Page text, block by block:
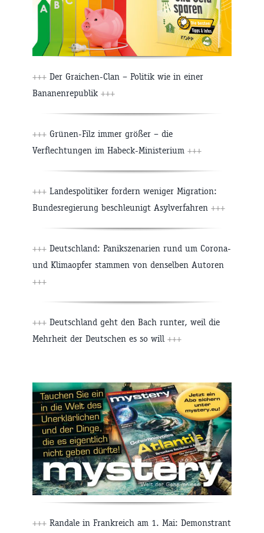
+++ Der Graichen-Clan – Politik wie in einer
Bananenrepublik +++
+++ Grünen-Filz immer größer – die
Verflechtungen im Habeck-Ministerium +++
+++ Landespolitiker fordern weniger Migration:
Bundesregierung beschleunigt Asylverfahren +++
+++ Deutschland: Panikszenarien rund um Corona-
und Klimaopfer stammen von denselben Autoren
+++
+++ Deutschland geht den Bach runter, weil die
Mehrheit der Deutschen es so will +++
+++ Randale in Frankreich am 1. Mai: Demonstrant